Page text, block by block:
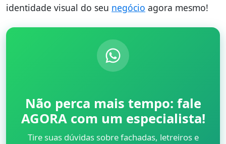
identidade visual do seu negócio agora mesmo!
Não perca mais tempo: fale
AGORA com um especialista!
Tire suas dúvidas sobre fachadas, letreiros e